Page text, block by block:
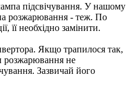
підсвічування. У нашому
розжарювання - теж. По
її необхідно замінити.
Якщо трапилося так,
розжарювання не
Зазвичай його